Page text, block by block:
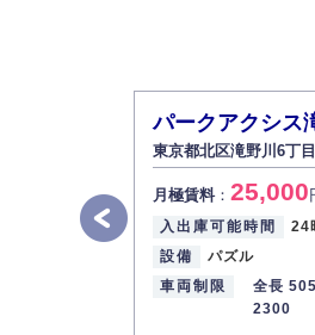
お客様ご本
また、個人
6.個人情報
弊社社員全
株式会社ミコ
代表取締役
パークアクシ
東京都北区滝野川6丁
月極賃料： 25,000
入出庫可能時間
24
設備
パズル
車両制限
全長
2300